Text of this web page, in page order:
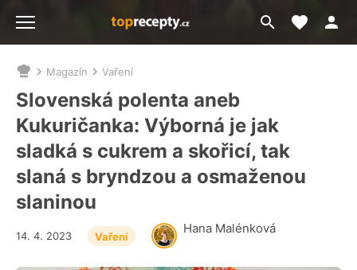
Přejít
na
Moje
Nacházíte
se
zde:
Magazín Vaření
Slovenská polenta aneb
Kukuričanka: Výborná je jak
sladká s cukrem a skořicí, tak
slaná s bryndzou a osmaženou
slaninou
Hana Malénková
14. 4. 2023 Vaření